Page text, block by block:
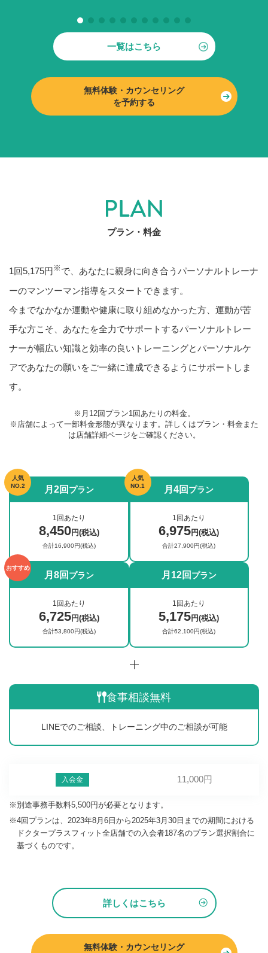
妻に勧められてトレーニングスタート。無理な
く体重-8kg達成で
、次の目標はフルマラソンの記
録更新。
ダイエット ボディメイク 若々しい身体づくり
一覧はこちら
無料体験・カウンセリング
を予約する
プラン・料金
1回5,175円 ※ で、あなたに親身に向き合うパーソナルトレーナ
ーのマンツーマン指導をスタートできます。
今までなかなか運動や健康に取り組めなかった方、運動が苦
手な方こそ、 あなたを全力でサポートするパーソナルトレー
ナーが幅広い知識と効率の良いトレーニングとパーソナルケ
アであなたの願いをご一緒に達成できるようにサポートしま
す。
※月12回プラン1回あたりの料金。
※店舗によって一部料金形態が異なります。詳しくはプラン・料金また
は店舗詳細ページをご確認ください。
月2回 プラン
1回あたり
8,450円(税込)
合計16,900円(税込)
人気
NO.2
月4回 プラン
1回あたり
6,975円(税込)
合計27,900円(税込)
人気
NO.1
月8回 プラン
1回あたり
6,725円(税込)
合計53,800円(税込)
おすすめ
月12回 プラン
1回あたり
5,175円(税込)
合計62,100円(税込)
食事相談無料
LINEでのご相談、トレーニング中のご相談が可能
入会金 11,000円
※別途事務手数料5,500円が必要となります。
※4回プランは、2023年8月6日から2025年3月30日までの期間における
ドクタープラスフィット全店舗での入会者187名のプラン選択割合に
基づくものです。
詳しくはこちら
無料体験・カウンセリング